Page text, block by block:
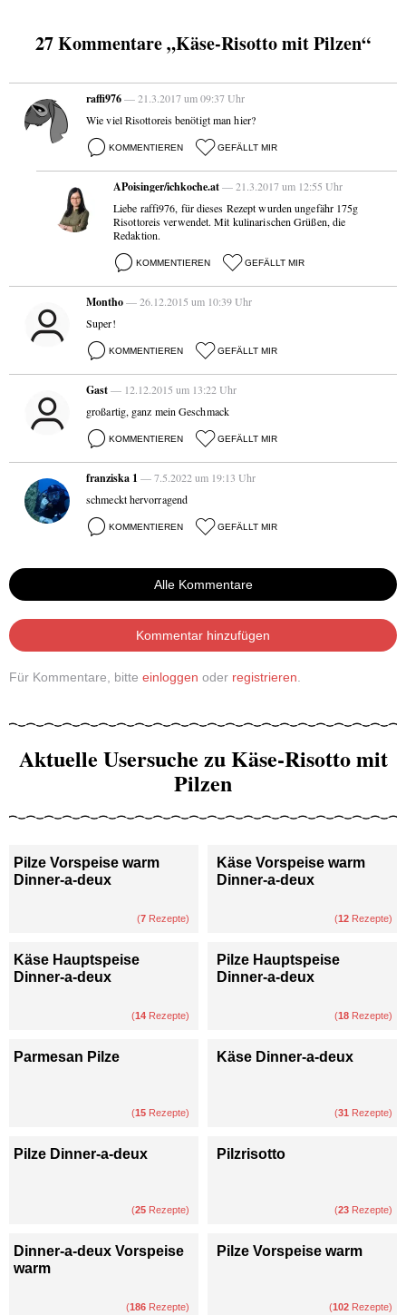
27 Kommentare „Käse-Risotto mit Pilzen“
raffi976— 21.3.2017 um 09:37 Uhr
Wie viel Risottoreis benötigt man hier?
KOMMENTIEREN GEFÄLLT MIR
APoisinger/ichkoche.at— 21.3.2017 um 12:55 Uhr
Liebe raffi976, für dieses Rezept wurden ungefähr 175g
Risottoreis verwendet. Mit kulinarischen Grüßen, die
Redaktion.
KOMMENTIEREN GEFÄLLT MIR
Montho— 26.12.2015 um 10:39 Uhr
Super!
KOMMENTIEREN GEFÄLLT MIR
Gast— 12.12.2015 um 13:22 Uhr
großartig, ganz mein Geschmack
KOMMENTIEREN GEFÄLLT MIR
franziska 1 — 7.5.2022 um 19:13 Uhr
schmeckt hervorragend
KOMMENTIEREN GEFÄLLT MIR
Alle Kommentare
Kommentar hinzufügen
Für Kommentare, bitte einloggen oder registrieren.
Aktuelle Usersuche zu Käse-Risotto mit
Pilzen
Pilze Vorspeise warm
Dinner-a-deux
(7 Rezepte)
Käse Vorspeise warm
Dinner-a-deux
(12 Rezepte)
Käse Hauptspeise
Dinner-a-deux
(14 Rezepte)
Pilze Hauptspeise
Dinner-a-deux
(18 Rezepte)
Parmesan Pilze
(15 Rezepte)
Käse Dinner-a-deux
(31 Rezepte)
Pilze Dinner-a-deux
(25 Rezepte)
Pilzrisotto
(23 Rezepte)
Dinner-a-deux Vorspeise
warm
(186 Rezepte)
Pilze Vorspeise warm
(102 Rezepte)